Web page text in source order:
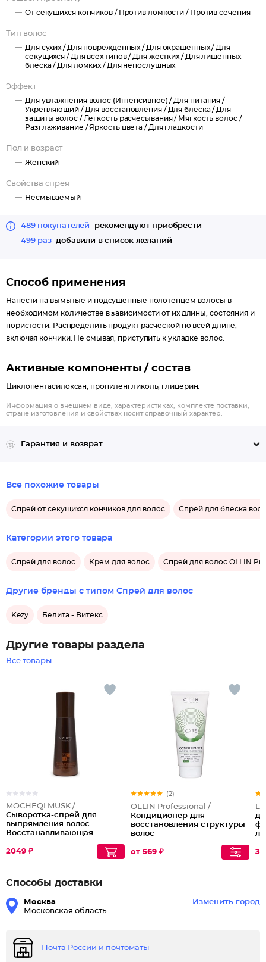
Обеспечивает максимальное увлажнение сухих и ломких
Защищает от негативного влияния окружающей среды
Облегчает укладку жестких непослушных волос
Максимально насыщает кератином
Придает волосам прочность и защиту от механических
повреждений
Продлевает яркость цвета окрашенных волос
Активный компонент Lustreplex™ создаёт и сохраняет
глянцевый блеск
Обволакивает локоны приятным ароматом
От секущихся кончиков / Против ломкости / Против сечения
Тип волос
Для сухих / Для поврежденных / Для окрашенных / Для
секущихся / Для всех типов / Для жестких / Для лишенных
блеска / Для ломких / Для непослушных
Эффект
Для увлажнения волос (Интенсивное) / Для питания /
Укрепляющий / Для восстановления / Для блеска / Для
защиты волос / Легкость расчесывания / Мягкость волос /
Разглаживание /Яркость цвета / Для гладкости
Пол и возраст
Женский
Свойства спрея
Несмываемый
489 покупателей
рекомендуют приобрести
499 раз добавили в список желаний
Способ применения
Нанести на вымытые и подсушенные полотенцем волосы в
необходимом количестве в зависимости от их длины, состояния и
пористости. Распределить продукт расческой по всей длине,
включая кончики. Не смывая, приступить к укладке волос.
Активные компоненты / состав
Циклопентасилоксан, пропиленгликоль, глицерин.
Информация о внешнем виде, характеристиках, комплекте поставки,
стране изготовления и свойствах носит справочный характер.
Гарантия и возврат
Все похожие товары
Спрей от секущихся кончиков для волос Спрей для блеска
Категории этого товара
Спрей для волос Крем для волос Спрей для волос OLLIN
Другие бренды с типом Спрей для волос
Kezy Белита - Витекс
Другие товары раздела
Все товары
MOCHEQI MUSK /
Сыворотка-спрей для
выпрямления волос
Восстанавливающая
2049 ₽
(2)
OLLIN Professional /
Кондиционер для
восстановления структуры
волос
от 569 ₽
Способы доставки
Москва
Московская область
Изменить город
Почта России и почтоматы